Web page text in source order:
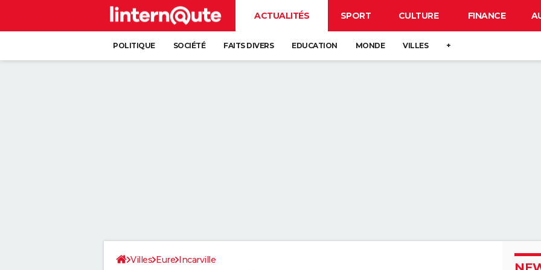
ACTUALITÉS SPORT CULTURE FINANCE
POLITIQUE SOCIÉTÉ FAITS DIVERS EDUCATION MONDE VILLES +
Villes Eure Incarville